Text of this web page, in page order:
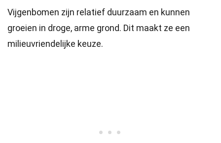
Vijgenbomen zijn relatief duurzaam en kunnen
groeien in droge, arme grond. Dit maakt ze een
milieuvriendelijke keuze.